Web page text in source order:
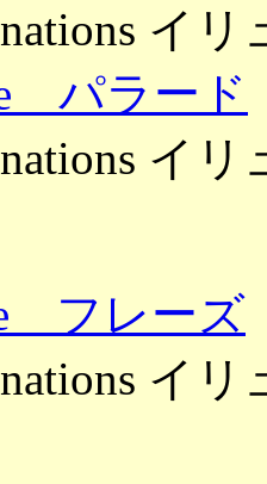
イリ
パラード
イリ
フレーズ
イリ